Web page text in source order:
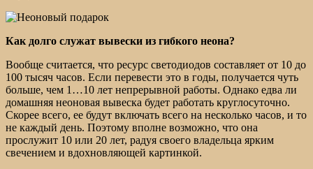
Как долго служат вывески из гибкого неона?
Вообще считается, что ресурс светодиодов составляет от 10 до
100 тысяч часов. Если перевести это в годы, получается чуть
больше, чем 1…10 лет непрерывной работы. Однако едва ли
домашняя неоновая вывеска будет работать круглосуточно.
Скорее всего, ее будут включать всего на несколько часов, и то
не каждый день. Поэтому вполне возможно, что она
прослужит 10 или 20 лет, радуя своего владельца ярким
свечением и вдохновляющей картинкой.